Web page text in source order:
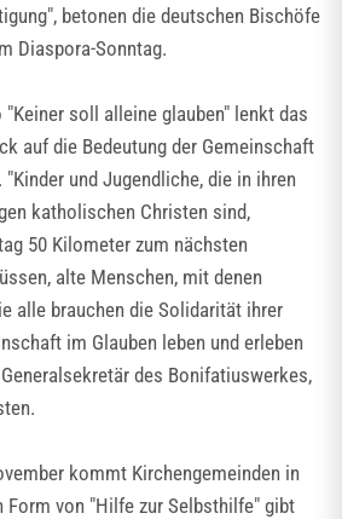
betonen die deutschen Bischöfe
Diaspora-Sonntag.
soll alleine glauben" lenkt das
auf die Bedeutung der Gemeinschaft
und Jugendliche, die in ihren
katholischen Christen sind,
50 Kilometer zum nächsten
alte Menschen, mit denen
alle brauchen die Solidarität ihrer
im Glauben leben und erleben
des Bonifatiuswerkes,
kommt Kirchengemeinden in
Form von "Hilfe zur Selbsthilfe" gibt